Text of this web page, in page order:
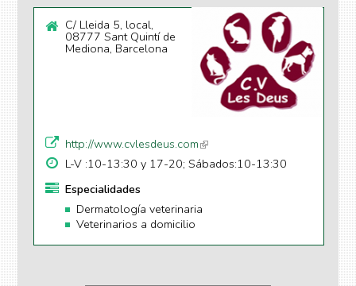
C/ Lleida 5, local,
08777 Sant Quintí de
Mediona, Barcelona
http://www.cvlesdeus.com(li
n
e
e
L-V :10-13:30 y 17-20; Sábados:10-13:30
Especialidades
Dermatología veterinaria
Veterinarios a domicilio